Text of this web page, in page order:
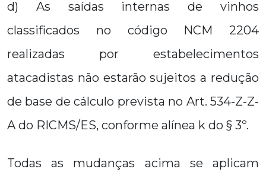
d) As saídas internas de vinhos
classificados no código NCM 2204
realizadas por estabelecimentos
atacadistas não estarão sujeitos a redução
de base de cálculo prevista no Art. 534-Z-Z-
A do RICMS/ES, conforme alínea k do § 3º.
Todas as mudanças acima se aplicam